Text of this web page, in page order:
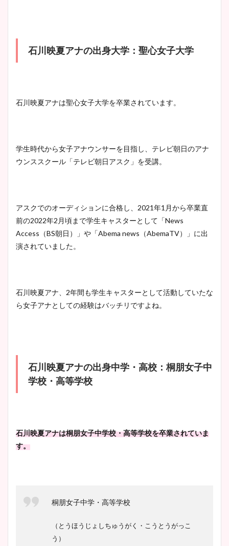
大家彩香アナのかわいいカッ
肉も凄い！
像比較！
とめ！美脚や水着姿に年齢も
凄い！
かわいい！カップや水着姿も
石川映夏アナの出身大学：聖心女子大学
石川映夏アナは聖心女子大学を卒業されています。
学生時代から女子アナウンサーを目指し、テレビ朝日のアナ
ウンススクール「テレビ朝日アスク」を受講。
アスクでのオーディションに合格し、2021年1月から卒業直
前の2022年2月頃まで学生キャスターとして「News
Access（BS朝日）」や「Abema news（AbemaTV）」に出
演されていました。
石川映夏アナ、2年間も学生キャスターとして活動していたな
ら女子アナとしての経験はバッチリですよね。
石川映夏アナの出身中学・高校：桐朋女子中
学校・高等学校
石川映夏アナは桐朋女子中学校・高等学校を卒業されていま
す。
桐朋女子中学・高等学校
（とうほうじょしちゅうがく・こうとうがっこ
う）